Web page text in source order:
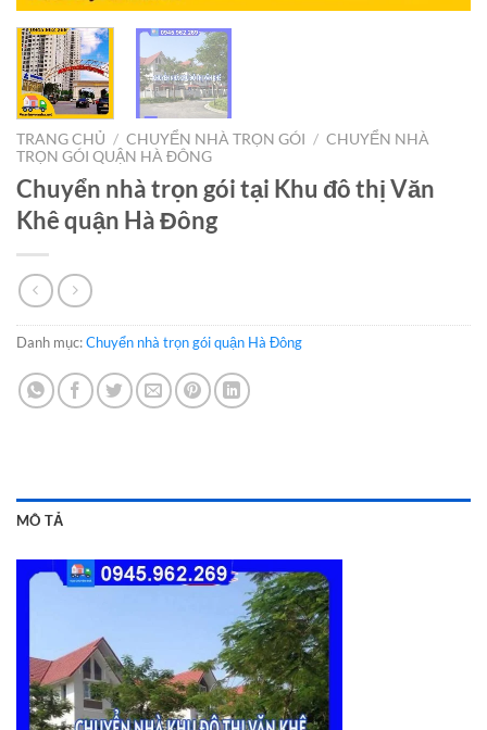
TRANG CHỦ / CHUYỂN NHÀ TRỌN GÓI / CHUYỂN NHÀ
TRỌN GÓI QUẬN HÀ ĐÔNG
Chuyển nhà trọn gói tại Khu đô thị Văn
Khê quận Hà Đông
Danh mục:Chuyển nhà trọn gói quận Hà Đông
MÔ TẢ